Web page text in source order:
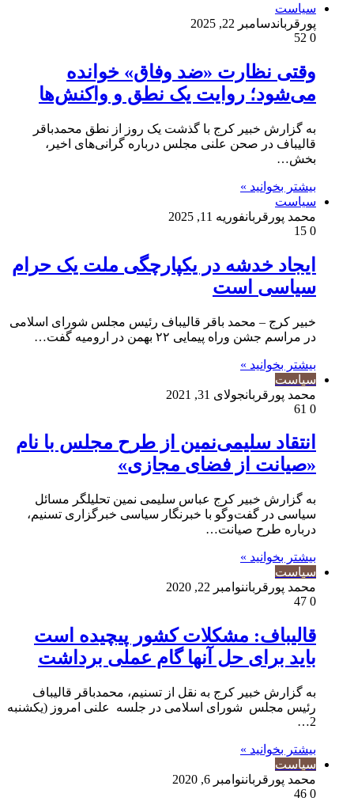
سیاست
پورقرباندسامبر 22, 2025
0
وقتی نظارت «ضد وفاق» خوانده
می‌شود؛ روایت یک نطق و واکنش‌ها
به گزارش خبیر کرج با گذشت یک روز از نطق محمدباقر
قالیباف در صحن علنی مجلس درباره گرانی‌های اخیر،
بخش…
بیشتر بخوانید »
سیاست
محمد پورقربانفوریه 11, 2025
0
ایجاد خدشه در یکپارچگی ملت یک حرام
سیاسی است
خبیر کرج – محمد باقر قالیباف رئیس مجلس شورای اسلامی
در مراسم جشن وراه پیمایی ۲۲ بهمن در ارومیه گفت…
بیشتر بخوانید »
سیاست
محمد پورقربانجولای 31, 2021
0
انتقاد سلیمی‌نمین از طرح مجلس با نام
«صیانت از فضای مجازی»
به گزارش خبیر کرج عباس سلیمی نمین تحلیلگر مسائل
سیاسی در گفت‌وگو با خبرنگار سیاسی خبرگزاری تسنیم،
درباره طرح صیانت…
بیشتر بخوانید »
سیاست
محمد پورقرباننوامبر 22, 2020
0
قالیباف: مشکلات کشور پیچیده است
باید برای حل آنها گام عملی برداشت
به گزارش خبیر کرج به نقل از تسنیم، محمدباقر قالیباف
رئیس مجلس شورای اسلامی در جلسه علنی امروز (یکشنبه
2…
بیشتر بخوانید »
سیاست
محمد پورقرباننوامبر 6, 2020
0